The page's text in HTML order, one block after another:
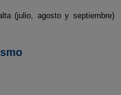
(julio, agosto y septiembre)